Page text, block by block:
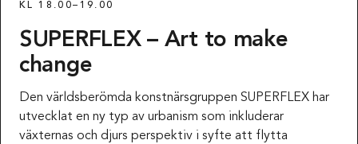
KL 18.00–19.00
SUPERFLEX – Art to make
change
Den världsberömda konstnärsgruppen SUPERFLEX har
utvecklat en ny typ av urbanism som inkluderar
växternas och djurs perspektiv i syfte att flytta